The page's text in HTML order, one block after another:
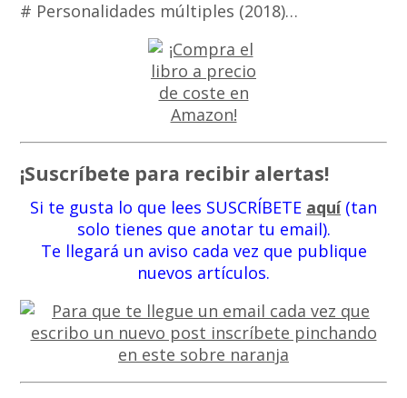
# Personalidades múltiples (2018)…
¡Suscríbete para recibir alertas!
Si te gusta lo que lees SUSCRÍBETE aquí(tan
solo tienes que anotar tu email).
Te llegará un aviso cada vez que publique
nuevos artículos.